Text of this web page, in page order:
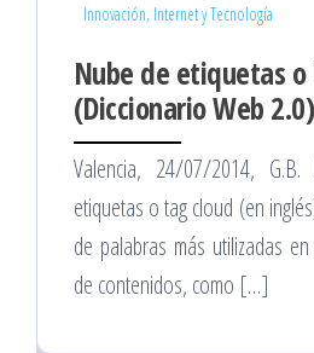
Innovación, Internet y Tecnología
Nube de etiquetas o
(Diccionario Web 2.0)
Valencia, 24/07/2014,
etiquetas o tag cloud (en
de palabras más utilizadas
de contenidos, como […]